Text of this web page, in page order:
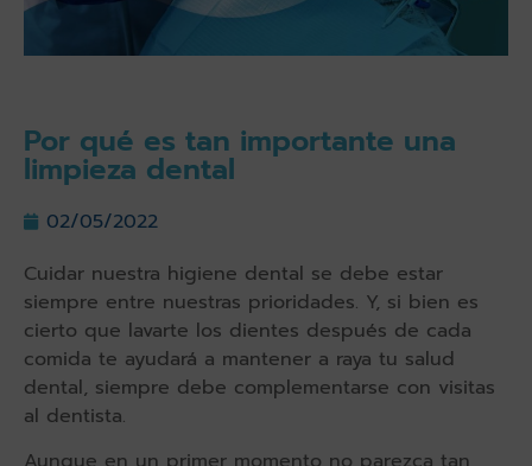
Por qué es tan importante una
limpieza dental
02/05/2022
Cuidar nuestra higiene dental se debe estar
siempre entre nuestras prioridades. Y, si bien es
cierto que lavarte los dientes después de cada
comida te ayudará a mantener a raya tu salud
dental, siempre debe complementarse con visitas
al dentista.